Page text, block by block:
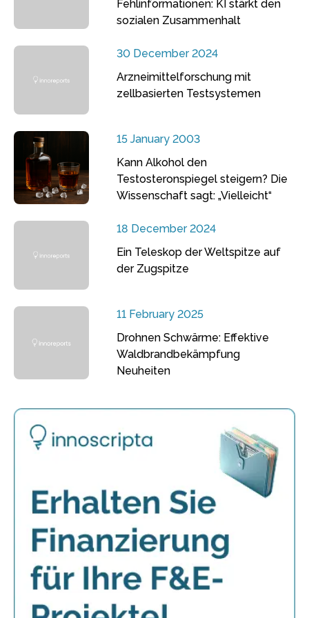
Fehlinformationen: KI stärkt den
sozialen Zusammenhalt
30 December 2024
Arzneimittelforschung mit
zellbasierten Testsystemen
15 January 2003
Kann Alkohol den
Testosteronspiegel steigern? Die
Wissenschaft sagt: „Vielleicht“
18 December 2024
Ein Teleskop der Weltspitze auf
der Zugspitze
11 February 2025
Drohnen Schwärme: Effektive
Waldbrandbekämpfung
Neuheiten